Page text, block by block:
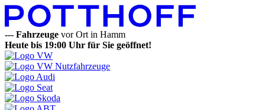
--- Fahrzeuge vor Ort in Hamm
Heute bis 19:00 Uhr für Sie geöffnet!